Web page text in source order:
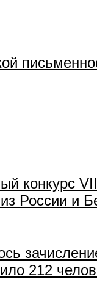
конкурс
России и
212